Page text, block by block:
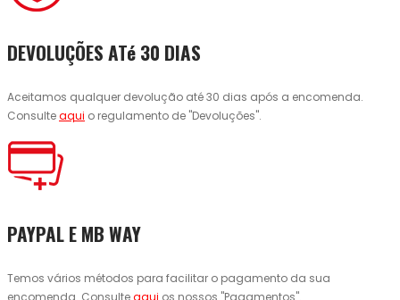
DEVOLUÇÕES ATé 30 DIAS
Aceitamos qualquer devolução até 30 dias após a encomenda.
Consulteaqui o regulamento de "Devoluções".
PAYPAL E MB WAY
Temos vários métodos para facilitar o pagamento da sua